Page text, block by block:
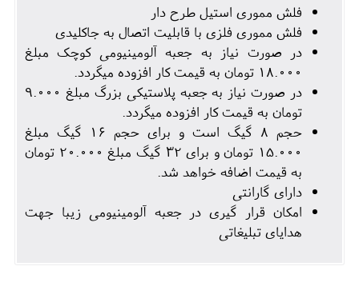
فلش مموری استیل طرح دار
فلش مموری فلزی با قابلیت اتصال به جاکلیدی
در صورت نیاز به جعبه آلومینیومی کوچک مبلغ
18.000 تومان به قیمت کار افزوده میگردد.
در صورت نیاز به جعبه پلاستیکی بزرگ مبلغ 9.000
تومان به قیمت کار افزوده میگردد.
حجم 8 گیگ است و برای حجم 16 گیگ مبلغ
15.000 تومان و برای 32 گیگ مبلغ 20.000 تومان
به قیمت اضافه خواهد شد.
دارای گارانتی
امکان قرار گیری در جعبه آلومینیومی زیبا جهت
هدایای تبلیغاتی